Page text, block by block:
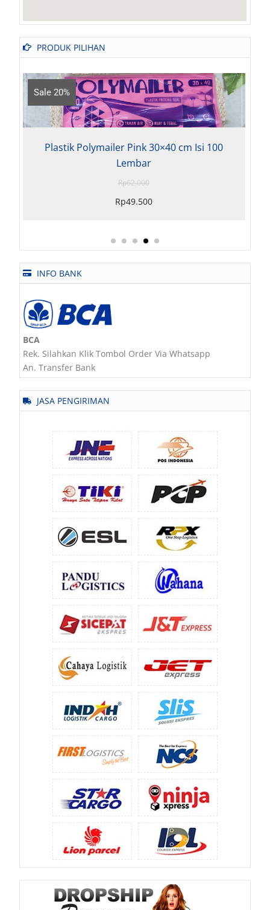
PRODUK PILIHAN
Polymailer Pink 30×40 cm Isi 100
Sale 18%
INFO BANK
BCA
Rek. Silahkan Klik Tombol Order Via Whatsapp
An. Transfer Bank
JASA PENGIRIMAN